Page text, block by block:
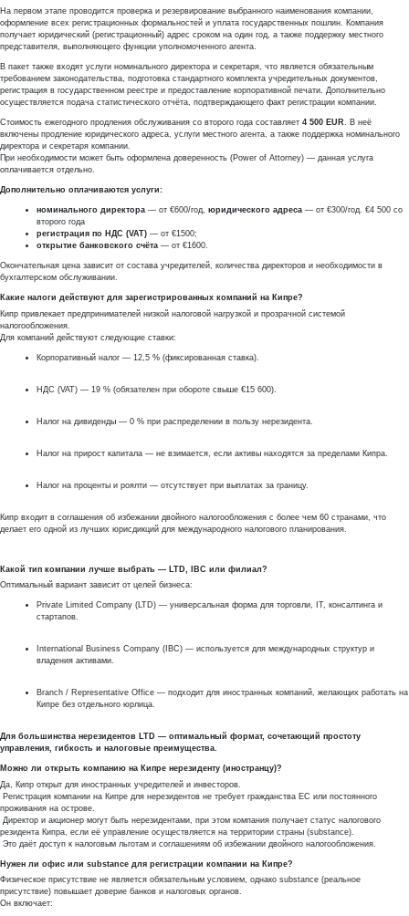
На первом этапе проводится проверка и резервирование выбранного наименования компании,
оформление всех регистрационных формальностей и уплата государственных пошлин. Компания
получает юридический (регистрационный) адрес сроком на один год, а также поддержку местного
представителя, выполняющего функции уполномоченного агента.
В пакет также входят услуги номинального директора и секретаря, что является обязательным
требованием законодательства, подготовка стандартного комплекта учредительных документов,
регистрация в государственном реестре и предоставление корпоративной печати. Дополнительно
осуществляется подача статистического отчёта, подтверждающего факт регистрации компании.
Стоимость ежегодного продления обслуживания со второго года составляет 4 500 EUR. В неё
включены продление юридического адреса, услуги местного агента, а также поддержка номинального
директора и секретаря компании.
При необходимости может быть оформлена доверенность (Power of Attorney) — данная услуга
оплачивается отдельно.
Дополнительно оплачиваются услуги:
номинального директора — от €600/год, юридического адреса — от €300/год. €4 500 со
второго года
регистрация по НДС (VAT) — от €1500;
открытие банковского счёта — от €1600.
Окончательная цена зависит от состава учредителей, количества директоров и необходимости в
бухгалтерском обслуживании.
Какие налоги действуют для зарегистрированных компаний на Кипре?
Кипр привлекает предпринимателей низкой налоговой нагрузкой и прозрачной системой
налогообложения.
Для компаний действуют следующие ставки:
Корпоративный налог — 12,5 % (фиксированная ставка).
НДС (VAT) — 19 % (обязателен при обороте свыше €15 600).
Налог на дивиденды — 0 % при распределении в пользу нерезидента.
Налог на прирост капитала — не взимается, если активы находятся за пределами Кипра.
Налог на проценты и роялти — отсутствует при выплатах за границу.
Кипр входит в соглашения об избежании двойного налогообложения с более чем 60 странами, что
делает его одной из лучших юрисдикций для международного налогового планирования.
Какой тип компании лучше выбрать — LTD, IBC или филиал?
Оптимальный вариант зависит от целей бизнеса:
Private Limited Company (LTD) — универсальная форма для торговли, IT, консалтинга и
стартапов.
International Business Company (IBC) — используется для международных структур и
владения активами.
Branch / Representative Office — подходит для иностранных компаний, желающих работать на
Кипре без отдельного юрлица.
Для большинства нерезидентов LTD — оптимальный формат, сочетающий простоту
управления, гибкость и налоговые преимущества.
Можно ли открыть компанию на Кипре нерезиденту (иностранцу)?
Да, Кипр открыт для иностранных учредителей и инвесторов.
Регистрация компании на Кипре для нерезидентов не требует гражданства ЕС или постоянного
проживания на острове.
Директор и акционер могут быть нерезидентами, при этом компания получает статус налогового
резидента Кипра, если её управление осуществляется на территории страны (substance).
Это даёт доступ к налоговым льготам и соглашениям об избежании двойного налогообложения.
Нужен ли офис или substance для регистрации компании на Кипре?
Физическое присутствие не является обязательным условием, однако substance (реальное
присутствие) повышает доверие банков и налоговых органов.
Он включает: